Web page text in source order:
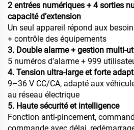
2 entrées numériques + 4 sorties
capacité d’extension
Un seul appareil répond aux
+ contrôle des équipements
3. Double alarme + gestion multi-
5 numéros d’alarme + 999
4. Tension ultra-large et forte
9–36 V CC/CA, adapté aux
au réseau électrique
5. Haute sécurité et intelligence
Fonction anti-pincement,